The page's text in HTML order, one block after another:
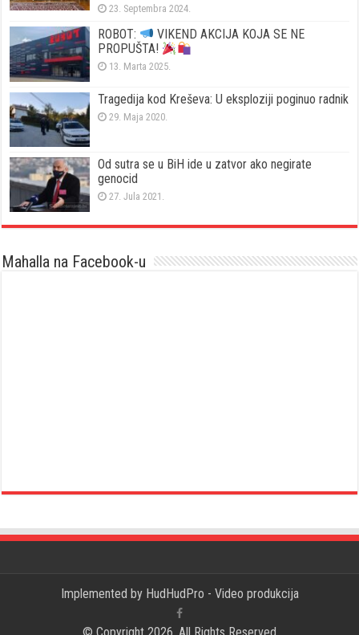
23. Septembra 2024.
ROBOT:
VIKEND AKCIJA KOJA SE NE
PROPUŠTA!
13. Marta 2025.
Tragedija kod Kreševa: U eksploziji poginuo radnik
29. Maja 2020.
Od sutra se u BiH ide u zatvor ako negirate
genocid
27. Jula 2021.
Mahalla na Facebook-u
Implemented by HudHudPro - Video produkcija